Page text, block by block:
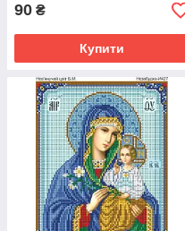
90 ₴
Купити